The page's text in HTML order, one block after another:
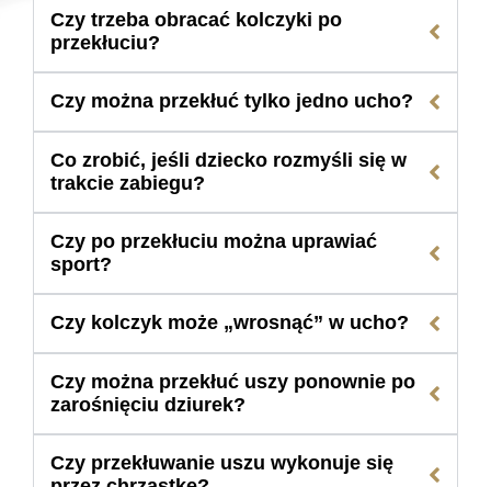
Czy trzeba obracać kolczyki po
przekłuciu?
Czy można przekłuć tylko jedno ucho?
Co zrobić, jeśli dziecko rozmyśli się w
trakcie zabiegu?
Czy po przekłuciu można uprawiać
sport?
Czy kolczyk może „wrosnąć” w ucho?
Czy można przekłuć uszy ponownie po
zarośnięciu dziurek?
Czy przekłuwanie uszu wykonuje się